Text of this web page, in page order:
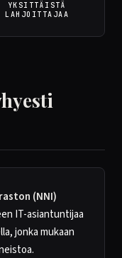
YKSITTÄISTÄ
LAHJOITTAJAA
(NNI)
IT-asiantuntijaa
jonka mukaan